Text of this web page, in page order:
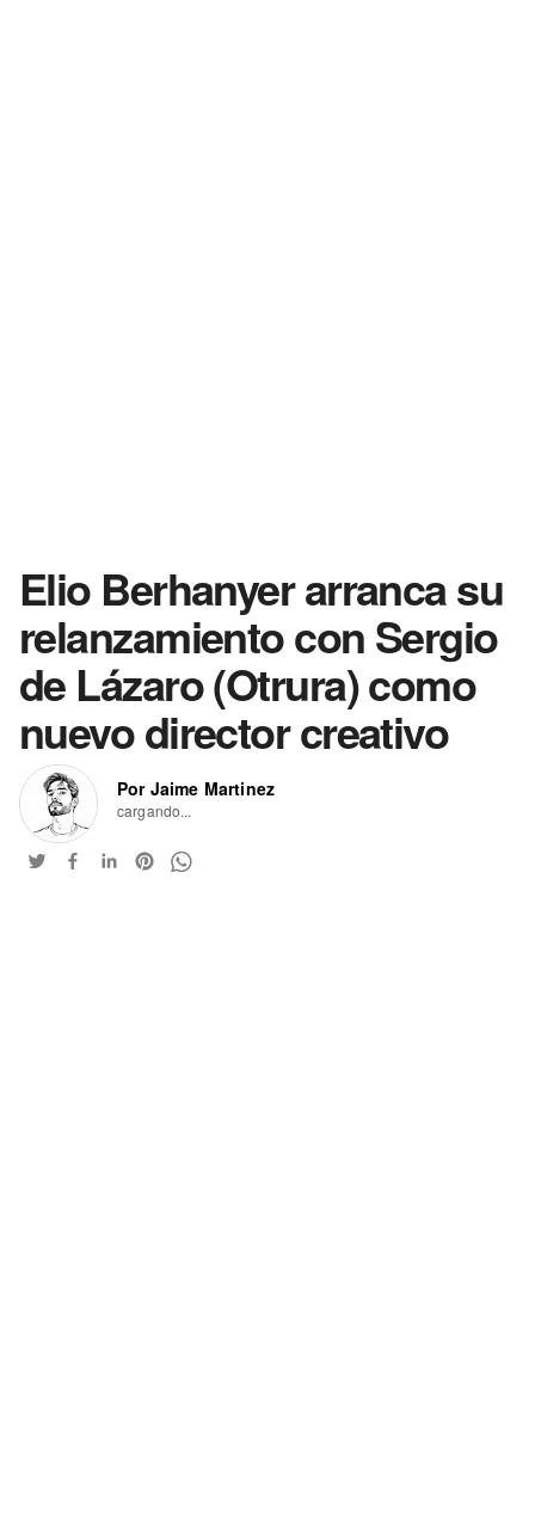
Elio Berhanyer arranca su
relanzamiento con Sergio
de Lázaro (Otrura) como
nuevo director creativo
Por Jaime Martinez
cargando...